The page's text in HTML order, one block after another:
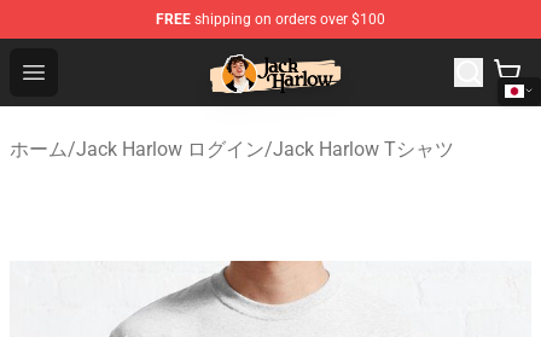
FREE shipping on orders over $100
Open menu
Jack Harlow Shop - Official Jack Harlow Merchandise
ホーム/Jack Harlow ログイン/Jack Harlow Tシャツ